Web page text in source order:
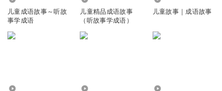
儿童成语故事～听故
事学成语
儿童精品成语故事
（听故事学成语）
儿童故事｜成语故事